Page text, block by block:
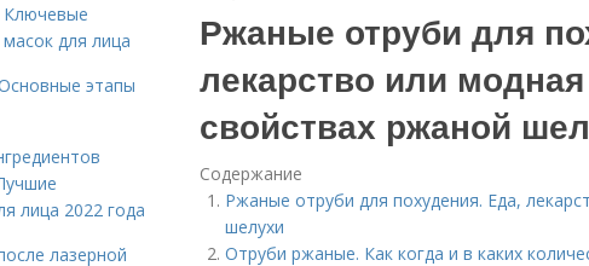
Ржаные отруби для
лекарство или
свойствах ржаной
Содержание
Ржаные отруби для похудения. Еда,
шелухи
Отруби ржаные. Как когда и в каких
Ключевые
для лица
этапы
лица 2022 года
лазерной